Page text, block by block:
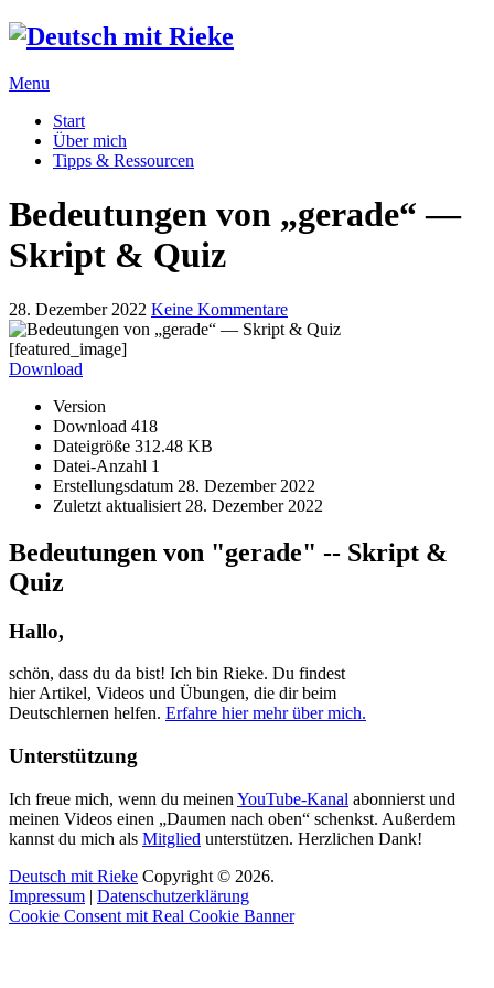
Menu
Start
Über mich
Tipps & Ressourcen
Bedeutungen von „gerade“ —
Skript & Quiz
28. Dezember 2022 Keine Kommentare
[featured_image]
Download
Version
Download 418
Dateigröße 312.48 KB
Datei-Anzahl 1
Erstellungsdatum 28. Dezember 2022
Zuletzt aktualisiert 28. Dezember 2022
Bedeutungen von "gerade" -- Skript &
Quiz
Hallo,
schön, dass du da bist! Ich bin Rieke. Du findest
hier Artikel, Videos und Übungen, die dir beim
Deutschlernen helfen. Erfahre hier mehr über mich.
Unterstützung
Ich freue mich, wenn du meinen YouTube-Kanal abonnierst und
meinen Videos einen „Daumen nach oben“ schenkst. Außerdem
kannst du mich als Mitglied unterstützen. Herzlichen Dank!
Deutsch mit Rieke Copyright © 2026.
Impressum | Datenschutzerklärung
Cookie Consent mit Real Cookie Banner